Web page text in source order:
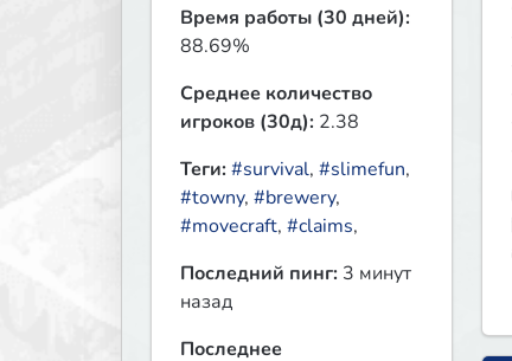
Время работы (30 дней):
88.69%
Среднее количество
игроков (30д): 2.38
Теги:#survival, #slimefun,
#towny, #brewery,
#movecraft, #claims,
Последний пинг: 3 минут
назад
Последнее